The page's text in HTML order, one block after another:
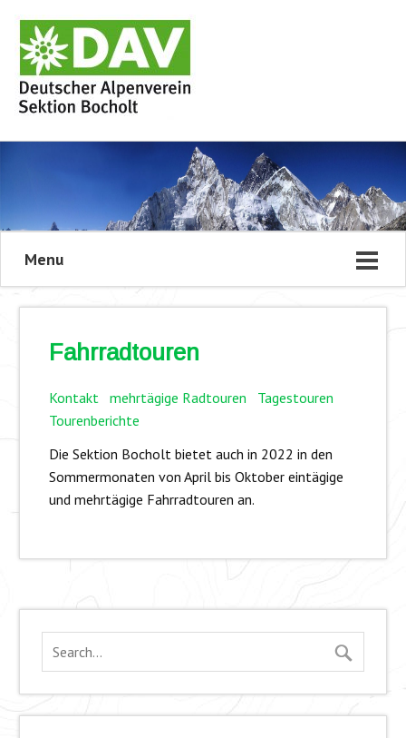
Menu
Fahrradtouren
Kontakt mehrtägige Radtouren
Tagestouren
Tourenberichte
Die Sektion Bocholt bietet auch in 2022 in den
Sommermonaten von April bis Oktober eintägige
und mehrtägige Fahrradtouren an.